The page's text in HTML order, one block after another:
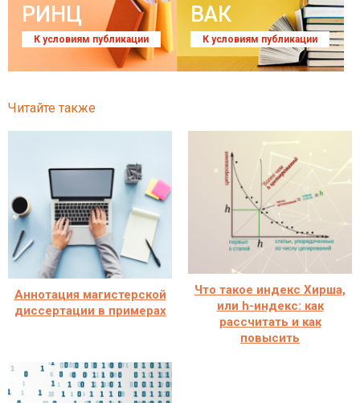
РИНЦ
К условиям публикации
ВАК
К условиям публикации
Читайте также
Аннотация магистерской
диссертации в примерах
Что такое индекс Хирша,
или h-индекс: как
рассчитать и как
повысить